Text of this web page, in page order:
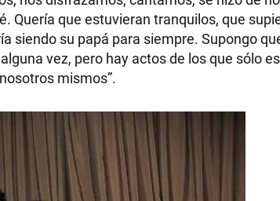
Quería que estuvieran tranquilos, que
siendo su papá para siempre. Supongo
vez, pero hay actos de los que sólo
mismos”.